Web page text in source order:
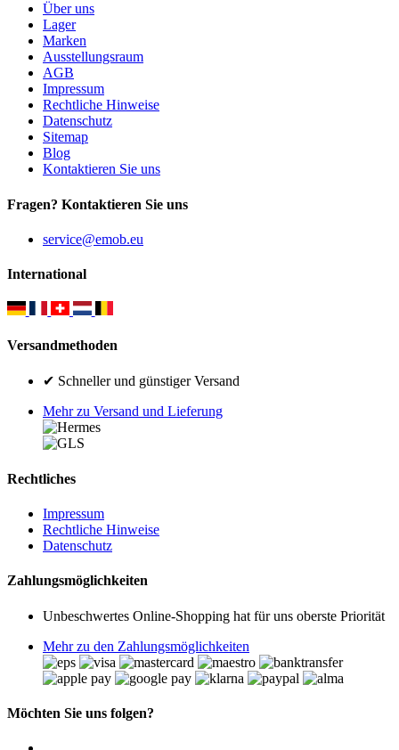
Über uns
Lager
Marken
Ausstellungsraum
AGB
Impressum
Rechtliche Hinweise
Datenschutz
Sitemap
Blog
Kontaktieren Sie uns
Fragen? Kontaktieren Sie uns
service@emob.eu
International
Versandmethoden
✔ Schneller und günstiger Versand
Mehr zu Versand und Lieferung
Rechtliches
Impressum
Rechtliche Hinweise
Datenschutz
Zahlungsmöglichkeiten
Unbeschwertes Online-Shopping hat für uns oberste Priorität
Mehr zu den Zahlungsmöglichkeiten
Möchten Sie uns folgen?